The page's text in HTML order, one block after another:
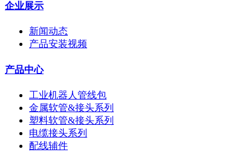
企业展示
新闻动态
产品安装视频
产品中心
工业机器人管线包
金属软管&接头系列
塑料软管&接头系列
电缆接头系列
配线辅件